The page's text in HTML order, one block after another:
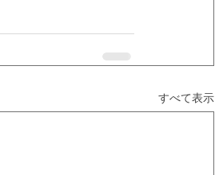
すべて表示